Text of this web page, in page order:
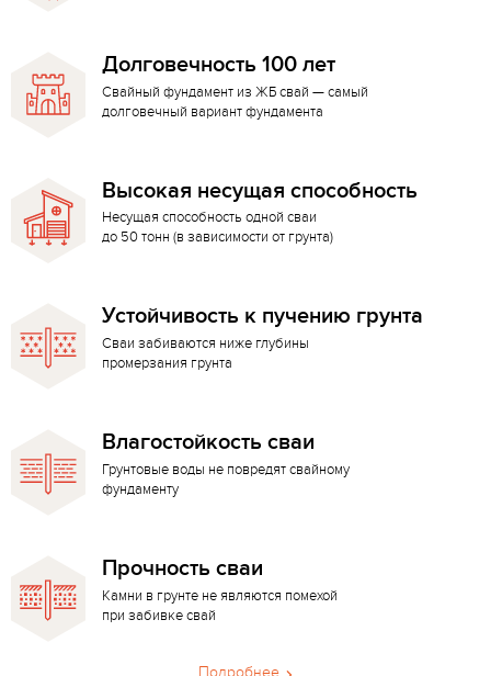
Долговечность 100 лет
Свайный фундамент из ЖБ свай — самый
долговечный вариант фундамента
Высокая несущая способность
Несущая способность одной сваи
до 50 тонн (в зависимости от грунта)
Устойчивость к пучению грунта
Сваи забиваются ниже глубины
промерзания грунта
Влагостойкость сваи
Грунтовые воды не повредят свайному
фундаменту
Прочность сваи
Камни в грунте не являются помехой
при забивке свай
Подробнее